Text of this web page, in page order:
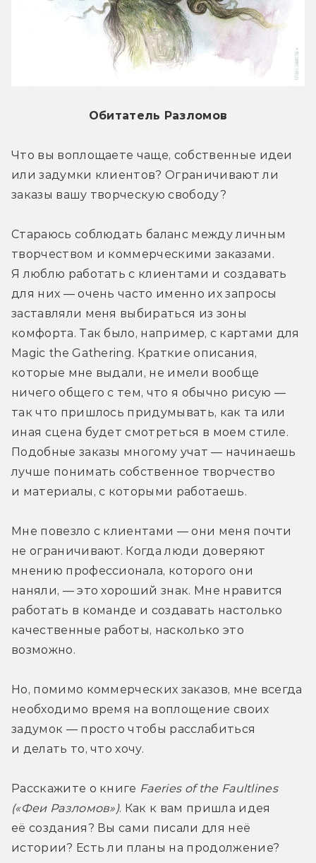
Обитатель Разломов
Что вы воплощаете чаще, собственные идеи
или задумки клиентов? Ограничивают ли
заказы вашу творческую свободу?
Стараюсь соблюдать баланс между личным
творчеством и коммерческими заказами.
Я люблю работать с клиентами и создавать
для них — очень часто именно их запросы
заставляли меня выбираться из зоны
комфорта. Так было, например, с картами для
Magic the Gathering. Краткие описания,
которые мне выдали, не имели вообще
ничего общего с тем, что я обычно рисую —
так что пришлось придумывать, как та или
иная сцена будет смотреться в моем стиле.
Подобные заказы многому учат — начинаешь
лучше понимать собственное творчество
и материалы, с которыми работаешь.
Мне повезло с клиентами — они меня почти
не ограничивают. Когда люди доверяют
мнению профессионала, которого они
наняли, — это хороший знак. Мне нравится
работать в команде и создавать настолько
качественные работы, насколько это
возможно.
Но, помимо коммерческих заказов, мне всегда
необходимо время на воплощение своих
задумок — просто чтобы расслабиться
и делать то, что хочу.
Расскажите о книге Faeries of the Faultlines
(«Феи Разломов»). Как к вам пришла идея
её создания? Вы сами писали для неё
истории? Есть ли планы на продолжение?